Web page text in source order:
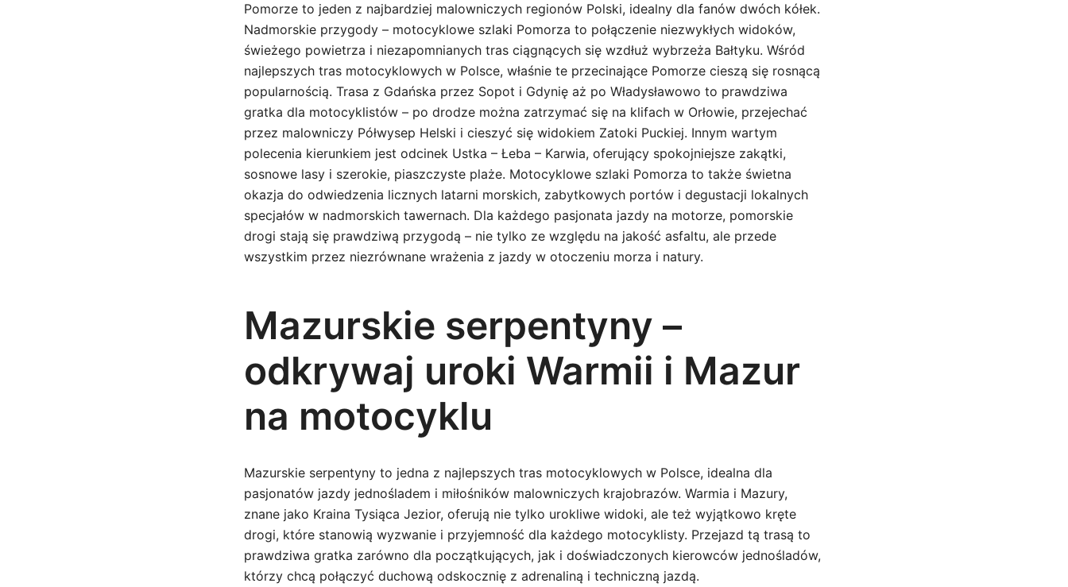
Pomorze to jeden z najbardziej malowniczych regionów Polski, idealny dla fanów dwóch kółek.
Nadmorskie przygody – motocyklowe szlaki Pomorza to połączenie niezwykłych widoków,
świeżego powietrza i niezapomnianych tras ciągnących się wzdłuż wybrzeża Bałtyku. Wśród
najlepszych tras motocyklowych w Polsce, właśnie te przecinające Pomorze cieszą się rosnącą
popularnością. Trasa z Gdańska przez Sopot i Gdynię aż po Władysławowo to prawdziwa
gratka dla motocyklistów – po drodze można zatrzymać się na klifach w Orłowie, przejechać
przez malowniczy Półwysep Helski i cieszyć się widokiem Zatoki Puckiej. Innym wartym
polecenia kierunkiem jest odcinek Ustka – Łeba – Karwia, oferujący spokojniejsze zakątki,
sosnowe lasy i szerokie, piaszczyste plaże. Motocyklowe szlaki Pomorza to także świetna
okazja do odwiedzenia licznych latarni morskich, zabytkowych portów i degustacji lokalnych
specjałów w nadmorskich tawernach. Dla każdego pasjonata jazdy na motorze, pomorskie
drogi stają się prawdziwą przygodą – nie tylko ze względu na jakość asfaltu, ale przede
wszystkim przez niezrównane wrażenia z jazdy w otoczeniu morza i natury.
Mazurskie serpentyny –
odkrywaj uroki Warmii i Mazur
na motocyklu
Mazurskie serpentyny to jedna z najlepszych tras motocyklowych w Polsce, idealna dla
pasjonatów jazdy jednośladem i miłośników malowniczych krajobrazów. Warmia i Mazury,
znane jako Kraina Tysiąca Jezior, oferują nie tylko urokliwe widoki, ale też wyjątkowo kręte
drogi, które stanowią wyzwanie i przyjemność dla każdego motocyklisty. Przejazd tą trasą to
prawdziwa gratka zarówno dla początkujących, jak i doświadczonych kierowców jednośladów,
którzy chcą połączyć duchową odskocznię z adrenaliną i techniczną jazdą.